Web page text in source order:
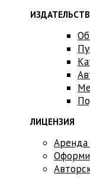
ЛИЦЕНЗИЯ
Аренда